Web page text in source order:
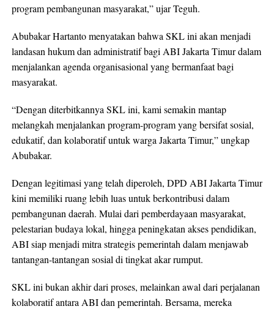
program pembangunan masyarakat,” ujar Teguh.
Abubakar Hartanto menyatakan bahwa SKL ini akan menjadi
landasan hukum dan administratif bagi ABI Jakarta Timur dalam
menjalankan agenda organisasional yang bermanfaat bagi
masyarakat.
“Dengan diterbitkannya SKL ini, kami semakin mantap
melangkah menjalankan program-program yang bersifat sosial,
edukatif, dan kolaboratif untuk warga Jakarta Timur,” ungkap
Abubakar.
Dengan legitimasi yang telah diperoleh, DPD ABI Jakarta Timur
kini memiliki ruang lebih luas untuk berkontribusi dalam
pembangunan daerah. Mulai dari pemberdayaan masyarakat,
pelestarian budaya lokal, hingga peningkatan akses pendidikan,
ABI siap menjadi mitra strategis pemerintah dalam menjawab
tantangan-tantangan sosial di tingkat akar rumput.
SKL ini bukan akhir dari proses, melainkan awal dari perjalanan
kolaboratif antara ABI dan pemerintah. Bersama, mereka